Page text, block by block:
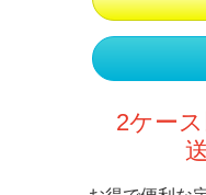
2ケー